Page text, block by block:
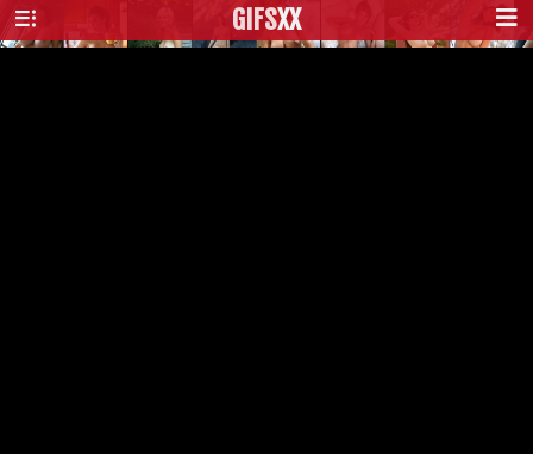
GIFSXX